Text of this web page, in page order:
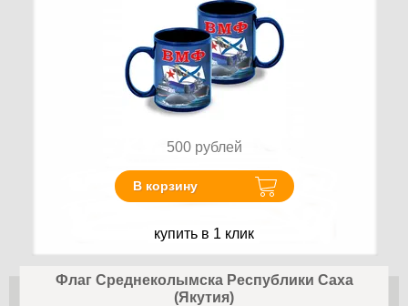
500 рублей
В корзину
купить в 1 клик
Флаг Среднеколымска Республики Саха
(Якутия)